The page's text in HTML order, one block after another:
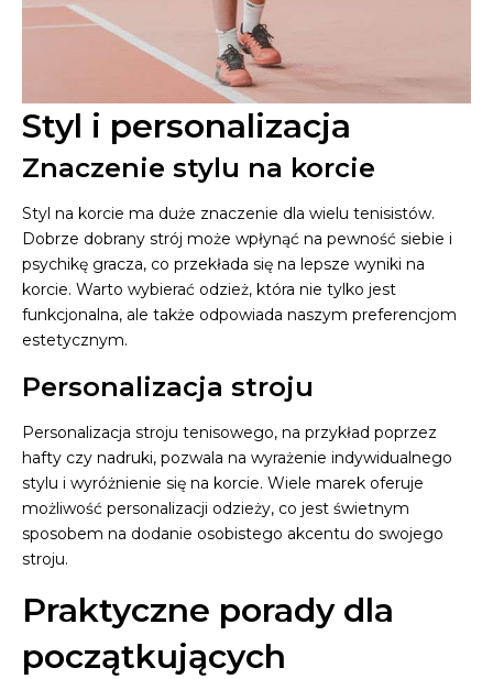
Styl i personalizacja
Znaczenie stylu na korcie
Styl na korcie ma duże znaczenie dla wielu tenisistów.
Dobrze dobrany strój może wpłynąć na pewność siebie i
psychikę gracza, co przekłada się na lepsze wyniki na
korcie. Warto wybierać odzież, która nie tylko jest
funkcjonalna, ale także odpowiada naszym preferencjom
estetycznym.
Personalizacja stroju
Personalizacja stroju tenisowego, na przykład poprzez
hafty czy nadruki, pozwala na wyrażenie indywidualnego
stylu i wyróżnienie się na korcie. Wiele marek oferuje
możliwość personalizacji odzieży, co jest świetnym
sposobem na dodanie osobistego akcentu do swojego
stroju.
Praktyczne porady dla
początkujących